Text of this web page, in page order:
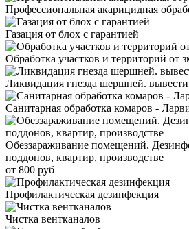
Профессиональная акарицидная
Газация от блох с гарантией
Обработка участков и территорий от
Ликвидация гнезда шершней.
Санитарная обработка комаров -
Обеззараживание помещений.
поддонов, квартир, производстве
от 800 руб
Профилактическая дезинфекция
Чистка вентканалов